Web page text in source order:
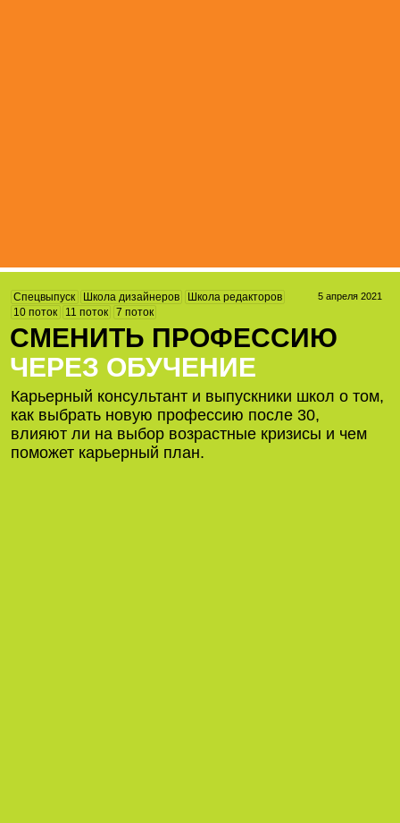
Спецвыпуск Школа дизайнеров
Школа редакторов
10 поток
11 поток 7 поток
5 апреля 2021
СМЕНИТЬ ПРОФЕССИЮ
ЧЕРЕЗ ОБУЧЕНИЕ
Карьерный консультант и выпускники школ о том,
как выбрать новую профессию после 30,
влияют ли на выбор возрастные кризисы и чем
поможет карьерный план.